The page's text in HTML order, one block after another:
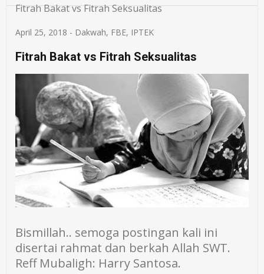
Fitrah Bakat vs Fitrah Seksualitas
April 25, 2018 - Dakwah, FBE, IPTEK
Fitrah Bakat vs Fitrah Seksualitas
Bismillah.. semoga postingan kali ini
disertai rahmat dan berkah Allah SWT.
Reff Mubaligh: Harry Santosa.